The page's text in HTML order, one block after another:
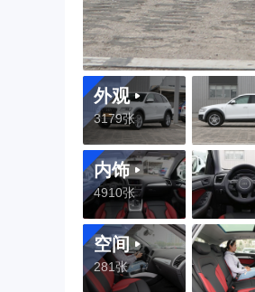
外观
3179张
内饰
4910张
空间
281张